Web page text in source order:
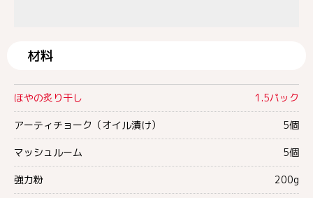
材料
ほやの炙り干し 1.5パック
アーティチョーク（オイル漬け） 5個
マッシュルーム 5個
強力粉 200g